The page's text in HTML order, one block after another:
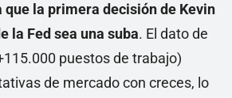
que la primera decisión de Kevin
la Fed sea una suba. El dato de
puestos de trabajo)
de mercado con creces, lo